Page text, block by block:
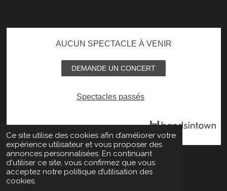
Ce site utilise des cookies afin d’améliorer votre
expérience utilisateur et vous proposer des
annonces personnalisées. En continuant
d'utiliser ce site, vous confirmez que vous
acceptez notre politique d’utilisation des
cookies.
AUCUN SPECTACLE À VENIR
DEMANDE UN CONCERT
Spectacles passés
Partager Partager Partager Partager
© 2023 - 2026 Stewood